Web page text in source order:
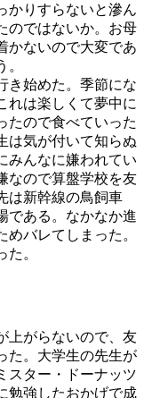
かりすらないと滲ん
のではないか。お母
かないので大変であ
き始めた。季節にな
れは楽しくて夢中に
たので食べていった
は気が付いて知らぬ
みんなに嫌われてい
なので算盤学校を友
は新幹線の鳥飼車
である。なかなか進
バレてしまった。
。
上がらないので、友
た。大学生の先生が
スター・ドーナッツ
勉強したおかげで成